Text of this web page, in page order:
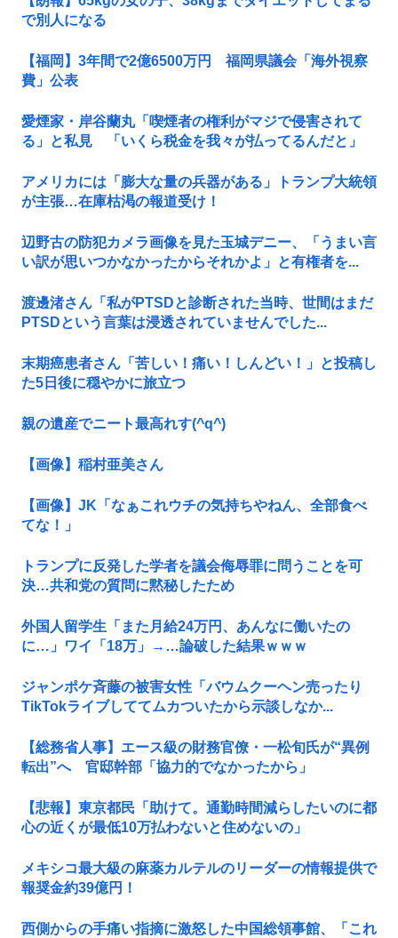
で別人になる
【福岡】3年間で2億6500万円 福岡県議会「海外視察
費」公表
愛煙家・岸谷蘭丸「喫煙者の権利がマジで侵害されて
る」と私見 「いくら税金を我々が払ってるんだと」
アメリカには「膨大な量の兵器がある」トランプ大統領
が主張…在庫枯渇の報道受け！
辺野古の防犯カメラ画像を見た玉城デニー、「うまい言
い訳が思いつかなかったからそれかよ」と有権者を...
渡邊渚さん「私がPTSDと診断された当時、世間はまだ
PTSDという言葉は浸透されていませんでした...
末期癌患者さん「苦しい！痛い！しんどい！」と投稿し
た5日後に穏やかに旅立つ
親の遺産でニート最高れす(^q^)
【画像】稲村亜美さん
【画像】JK「なぁこれウチの気持ちやねん、全部食べ
てな！」
トランプに反発した学者を議会侮辱罪に問うことを可
決…共和党の質問に黙秘したため
外国人留学生「また月給24万円、あんなに働いたの
に…」ワイ「18万」→…論破した結果ｗｗｗ
ジャンポケ斉藤の被害女性「バウムクーヘン売ったり
TikTokライブしててムカついたから示談しなか...
【総務省人事】エース級の財務官僚・一松旬氏が“異例
転出”へ 官邸幹部「協力的でなかったから」
【悲報】東京都民「助けて。通勤時間減らしたいのに都
心の近くが最低10万払わないと住めないの」
メキシコ最大級の麻薬カルテルのリーダーの情報提供で
報奨金約39億円！
西側からの手痛い指摘に激怒した中国総領事館、「これ